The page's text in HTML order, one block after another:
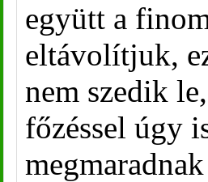
együtt a
eltávolítjuk,
nem szedik
főzéssel úgy